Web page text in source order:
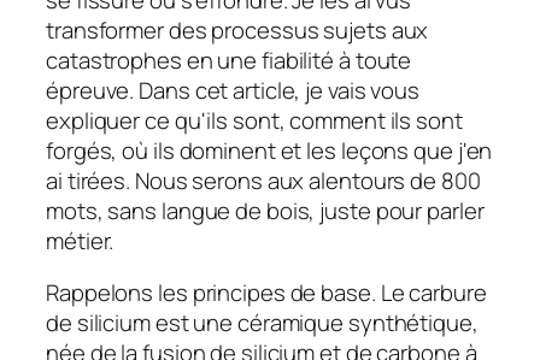
transformer des processus sujets aux
catastrophes en une fiabilité à toute
épreuve. Dans cet article, je vais vous
expliquer ce qu'ils sont, comment ils sont
forgés, où ils dominent et les leçons que j'en
ai tirées. Nous serons aux alentours de 800
mots, sans langue de bois, juste pour parler
métier.
Rappelons les principes de base. Le carbure
de silicium est une céramique synthétique,
née de la fusion de silicium et de carbone à